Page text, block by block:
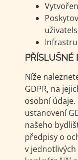
PŘÍSLUŠNÉ
Níže
GDPR, na
osobní
ustanovení
našeho
předpisy o
v